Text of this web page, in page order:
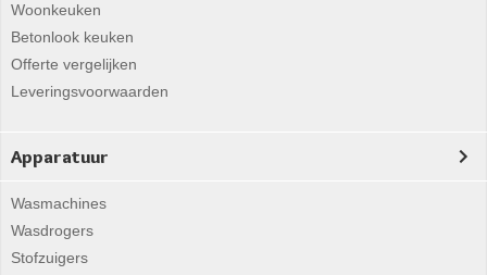
Woonkeuken
Betonlook keuken
Offerte vergelijken
Leveringsvoorwaarden
Apparatuur
Wasmachines
Wasdrogers
Stofzuigers